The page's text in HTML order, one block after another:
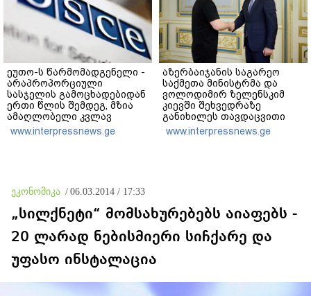
ეუთო-ს წარმომადგენელი -
არაპროპორციული
სასჯელის გამოცხადებიდან
ერთი წლის შემდეგ, მზია
ამაღლობელი კვლავ
პატიმრობაში რჩება -
მოვუწოდებ საქართველოს
www.interpressnews.ge
აზერბაიჯანის საგარეო
საქმეთა მინისტრმა და
ვოლოდიმირ ზელენსკიმ
კიევში შეხვედრაზე
განიხილეს თავდაცვითი
თანამშრომლობა, მათ
შორის დრონების,
www.interpressnews.ge
ეკონომიკა / 06.03.2014 / 17:33
„სილქნეტი“ მომსახურებებს აიაფებს -
20 ლარად ნებისმიერი სიჩქარე და
უფასო ინსტალაცია